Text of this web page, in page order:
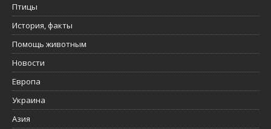
Птицы
История, факты
Помощь животным
Новости
Европа
Украина
Азия